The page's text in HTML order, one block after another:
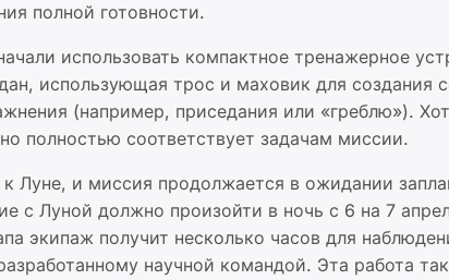
полной готовности.
использовать компактное тренажерное
использующая трос и маховик для создания
(например, приседания или «греблю»).
полностью соответствует задачам миссии.
Луне, и миссия продолжается в ожидании
с Луной должно произойти в ночь с 6 на 7
экипаж получит несколько часов для
научной командой. Эта работа